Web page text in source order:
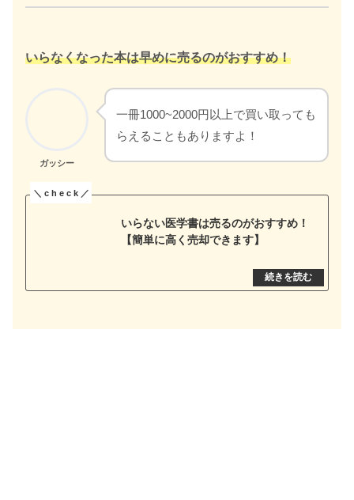
いらなくなった本は早めに売るのがおすすめ！
ガッシー
一冊1000~2000円以上で買い取っても
らえることもありますよ！
いらない医学書は売るのがおすすめ！
【簡単に高く売却できます】